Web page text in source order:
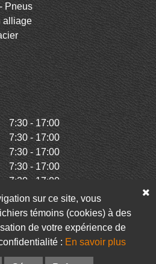
Pneus
alliage
7:30 - 17:00
7:30 - 17:00
7:30 - 17:00
7:30 - 17:00
7:30 - 17:00
Fermé
Fermé
Infolettre
sur ce site, vous
témoins (cookies) à des
de votre expérience de
: En savoir plus